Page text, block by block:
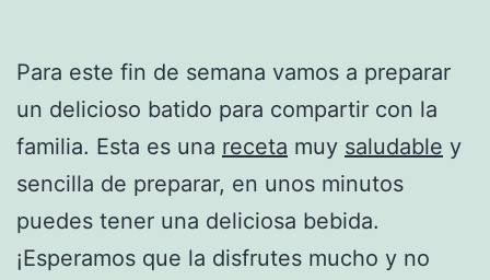
Para este fin de semana vamos a preparar
un delicioso batido para compartir con la
familia. Esta es una receta muy saludable y
sencilla de preparar, en unos minutos
puedes tener una deliciosa bebida.
¡Esperamos que la disfrutes mucho y no